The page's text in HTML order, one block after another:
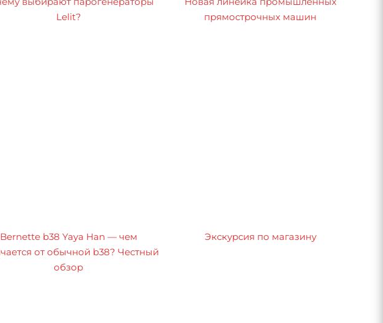
Lelit?
прямострочных машин
Bernette b38 Yaya Han — чем
от обычной b38? Честный
обзор
Экскурсия по магазину